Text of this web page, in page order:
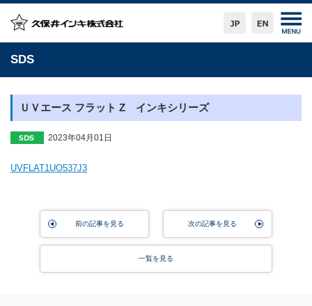
SDS
ＵＶエース フラット Z インキシリーズ
2023年04月01日
UVFLAT1UO537J3
前の記事を見る 次の記事を見る
一覧を見る